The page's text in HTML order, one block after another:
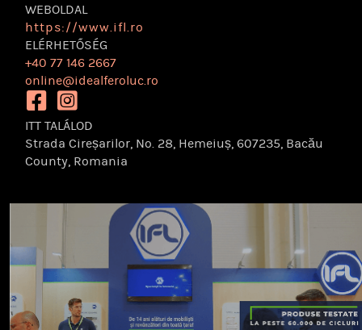
WEBOLDAL
https://www.ifl.ro
ELÉRHETŐSÉG
+40 77 146 2667
online@idealferoluc.ro
https://www.facebook.com/idealferoluc/
https://www.instagram.com/idealferoluc.ro/
ITT TALÁLOD
Strada Cireșarilor, No. 28, Hemeiuș, 607235, Bacău
County, Romania